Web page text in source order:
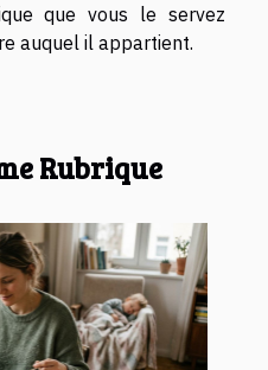
que vous le servez
auquel il appartient.
Rubrique